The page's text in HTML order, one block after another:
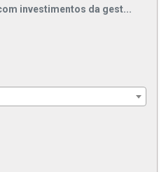
investimentos da gest...